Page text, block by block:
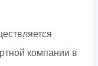
компании в